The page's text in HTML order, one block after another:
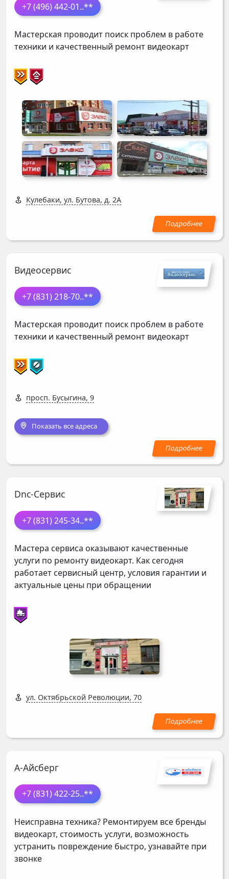
+7 (496) 442-01..**
Мастерская проводит поиск проблем в работе
техники и качественный ремонт видеокарт
Кулебаки, ул. Бутова, д. 2А
Видеосервис
+7 (831) 218-70..**
Мастерская проводит поиск проблем в работе
техники и качественный ремонт видеокарт
просп. Бусыгина, 9
Показать все адреса
Dnc-Сервис
+7 (831) 245-34..**
Мастера сервиса оказывают качественные
услуги по ремонту видеокарт. Как сегодня
работает сервисный центр, условия гарантии и
актуальные цены при обращении
ул. Октябрьской Революции, 70
А-Айсберг
+7 (831) 422-25..**
Неисправна техника? Ремонтируем все бренды
видеокарт, стоимость услуги, возможность
устранить повреждение быстро, узнавайте при
звонке